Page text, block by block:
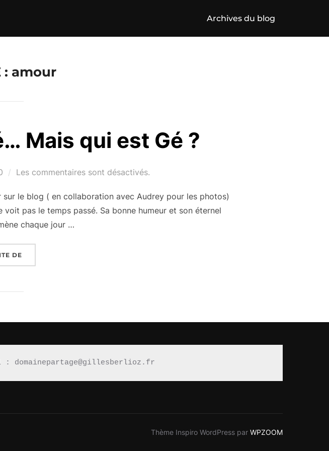
Archives du blog
: amour
Mais qui est Gé ?
Les commentaires sont désactivés.
sur le blog ( en collaboration avec Audrey pour les photos)
pas le temps passé. Sa bonne humeur et son éternel
chaque jour …
DE« GÉ, DOC GÉ, MÉMÉ GÉ… MAIS QUI EST GÉ ? »
: domainepartage@gillesberlioz.fr
Thème Inspiro WordPress par WPZOOM